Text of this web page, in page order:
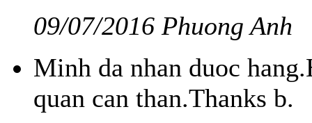
09/07/2016 Phuong Anh
Minh da nhan duoc
quan can than.Thanks b.